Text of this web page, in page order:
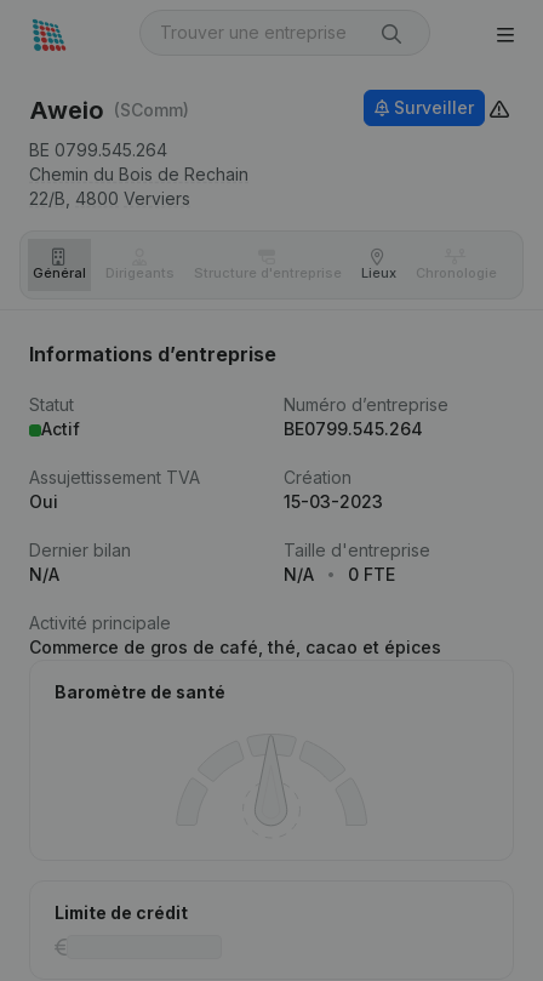
Aweio (SComm)
BE 0799.545.264
Chemin du Bois de Rechain
22/B, 4800 Verviers
Surveiller
Général Dirigeants Structure d'entreprise Lieux Chronologie
Informations d’entreprise
Statut
Actif
Numéro d’entreprise
BE0799.545.264
Assujettissement TVA
Oui
Création
15-03-2023
Dernier bilan
N/A
Taille d'entreprise
N/A
0 FTE
Activité principale
Commerce de gros de café, thé, cacao et épices
Baromètre de santé
Limite de crédit